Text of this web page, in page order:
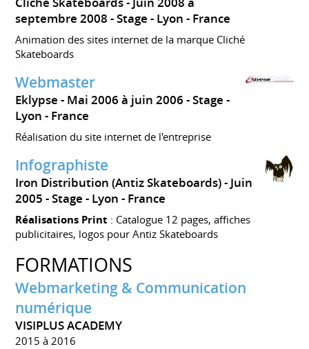
septembre 2008 Stage Lyon France
Animation des sites internet de la marque Cliché
Skateboards
Webmaster
Eklypse Mai 2006 à juin 2006 Stage
Lyon
France
Réalisation du site internet de l'entreprise
Infographiste
Iron Distribution (Antiz Skateboards)
Juin
2005 Stage Lyon France
Réalisations Print : Catalogue 12 pages, affiches
publicitaires, logos pour Antiz Skateboards
FORMATIONS
Webmarketing & Communication
numérique
VISIPLUS ACADEMY
2015 à 2016